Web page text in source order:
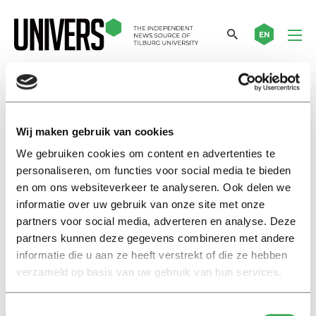
Wij maken gebruik van cookies
We gebruiken cookies om content en advertenties te
personaliseren, om functies voor social media te bieden
en om ons websiteverkeer te analyseren. Ook delen we
informatie over uw gebruik van onze site met onze
partners voor social media, adverteren en analyse. Deze
partners kunnen deze gegevens combineren met andere
informatie die u aan ze heeft verstrekt of die ze hebben
verzameld op basis van uw gebruik van hun services.
EN
coronapandemie
Zijn jongeren misschien minder
hard geraakt door corona dan
gedacht?
03 maart 2025
Nieuws
In het ziekenhuis is het ook
voor psychologen alle hens aan